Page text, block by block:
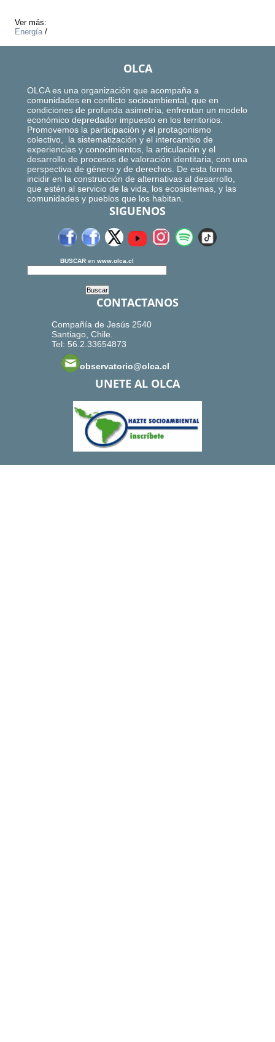
Ver más:
Energía/
OLCA
OLCA es una organización que acompaña a
comunidades en conflicto socioambiental, que en
condiciones de profunda asimetría, enfrentan un modelo
económico depredador impuesto en los territorios.
Promovemos la participación y el protagonismo
colectivo, la sistematización y el intercambio de
experiencias y conocimientos, la articulación y el
desarrollo de procesos de valoración identitaria, con una
perspectiva de género y de derechos. De esta forma
incidir en la construcción de alternativas al desarrollo,
que estén al servicio de la vida, los ecosistemas, y las
comunidades y pueblos que los habitan.
SIGUENOS
BUSCAR en www.olca.cl
CONTACTANOS
Compañía de Jesús 2540
Santiago, Chile.
Tel: 56.2.33654873
observatorio@olca.cl
UNETE AL OLCA